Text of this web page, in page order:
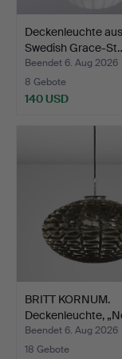
Deckenleuchte
Swedish Grace-
Beendet 6. Aug 2026
8 Gebote
140 USD
BRITT KORNUM.
Deckenleuchte,
Nor…
Beendet 6. Aug 2026
18 Gebote